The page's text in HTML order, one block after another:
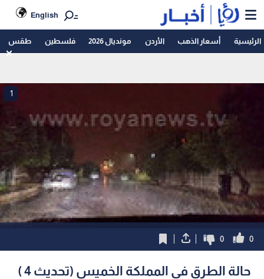
English
الرئيسية أسعار الذهب الأردن مونديال 2026 فلسطين طقس
1
0
0
حالة الطرق في المملكة الخميس (تحديث 4 )